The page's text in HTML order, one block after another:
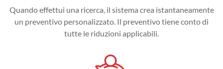
Quando effettui una ricerca, il sistema crea istantaneamente
un preventivo personalizzato. Il preventivo tiene conto di
tutte le riduzioni applicabili.